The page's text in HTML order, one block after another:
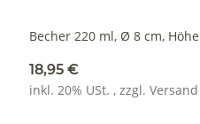
Becher 220 ml, Ø 8 cm,
18,95 €
inkl. 20% USt. , zzgl. Versand